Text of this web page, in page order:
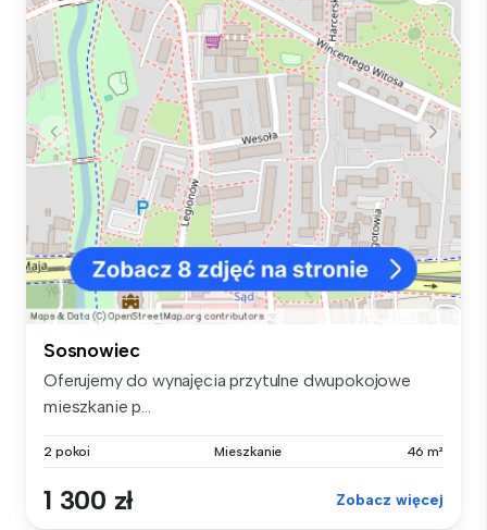
Sosnowiec
Oferujemy do wynajęcia przytulne dwupokojowe
mieszkanie p...
2 pokoi Mieszkanie 46 m²
1 300 zł Zobacz więcej